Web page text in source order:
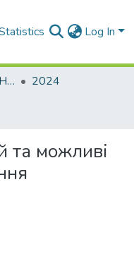
Log In
МАТЕРІАЛИ КОНФЕРЕНЦІЙ
2024
та можливі